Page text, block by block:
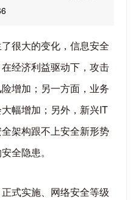
很大的变化，信息安全
经济利益驱动下，攻击
增加；另一方面，业务
幅增加；另外，新兴IT
架构跟不上安全新形势
全隐患。
式实施、网络安全等级